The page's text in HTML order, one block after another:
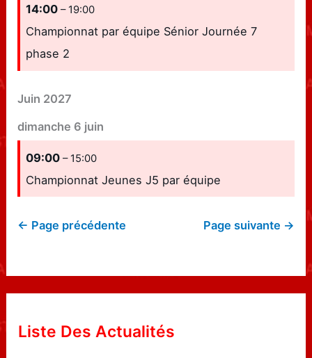
14:00– 19:00
Championnat par équipe Sénior Journée 7
phase 2
Juin 2027
dimanche 6 juin
09:00– 15:00
Championnat Jeunes J5 par équipe
← Page précédente Page suivante →
Liste Des Actualités